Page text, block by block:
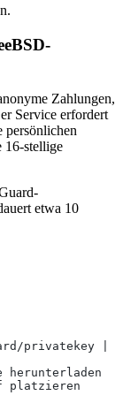
Zahlungen,
Service erfordert
persönlichen
16-stellige
etwa 10
privatekey |
herunterladen
platzieren